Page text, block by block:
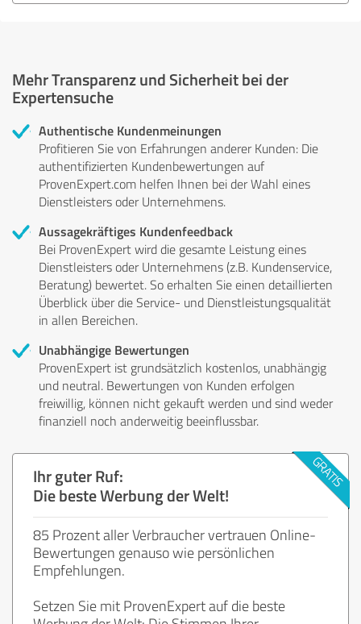
Mehr Transparenz und Sicherheit bei der
Expertensuche
Authentische Kundenmeinungen
Profitieren Sie von Erfahrungen anderer Kunden: Die
authentifizierten Kundenbewertungen auf
ProvenExpert.com helfen Ihnen bei der Wahl eines
Dienstleisters oder Unternehmens.
Aussagekräftiges Kundenfeedback
Bei ProvenExpert wird die gesamte Leistung eines
Dienstleisters oder Unternehmens (z.B. Kundenservice,
Beratung) bewertet. So erhalten Sie einen detaillierten
Überblick über die Service- und Dienstleistungsqualität
in allen Bereichen.
Unabhängige Bewertungen
ProvenExpert ist grundsätzlich kostenlos, unabhängig
und neutral. Bewertungen von Kunden erfolgen
freiwillig, können nicht gekauft werden und sind weder
finanziell noch anderweitig beeinflussbar.
Ihr guter Ruf:
Die beste Werbung der Welt!
85 Prozent aller Verbraucher vertrauen Online-
Bewertungen genauso wie persönlichen
Empfehlungen.
Setzen Sie mit ProvenExpert auf die beste